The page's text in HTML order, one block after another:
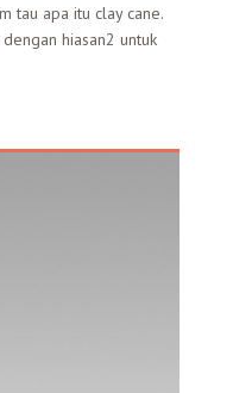
tau apa itu clay cane.
hiasan2 untuk